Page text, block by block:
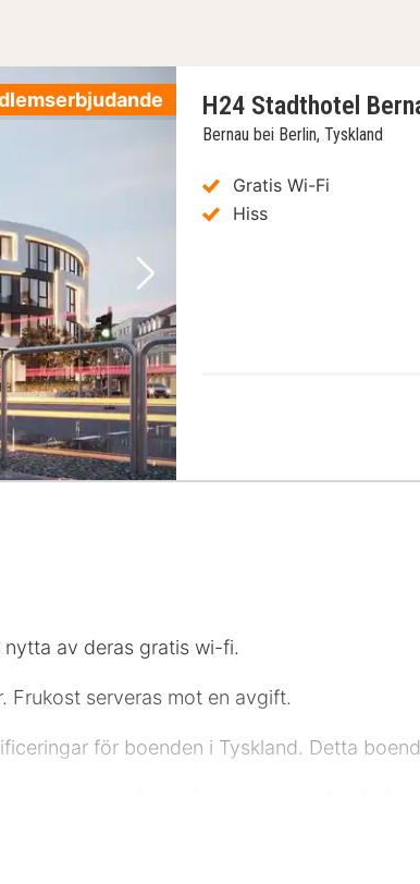
Nästa bild
H24 Stadthotel
Bernau bei Berlin, Tyskland
Gratis Wi-Fi
Hiss
av deras gratis wi-fi.
Frukost serveras mot en avgift.
för boenden i Tyskland. Detta
dator och flerspråkig personal. Avgiftsfri